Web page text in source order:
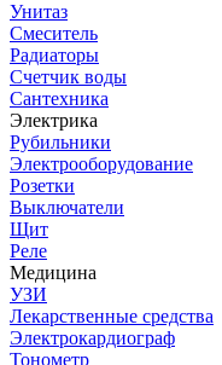
Унитаз
Смеситель
Радиаторы
Счетчик воды
Сантехника
Электрика
Рубильники
Электрооборудование
Розетки
Выключатели
Щит
Реле
Медицина
УЗИ
Лекарственные средства
Электрокардиограф
Тонометр